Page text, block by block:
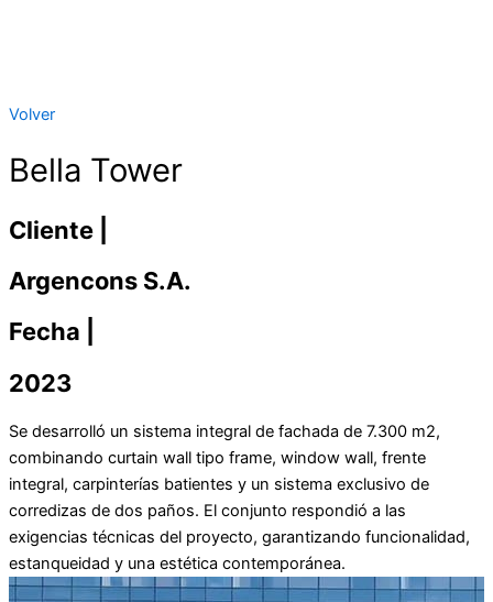
Volver
Bella Tower
Cliente |
Argencons S.A.
Fecha |
2023
Se desarrolló un sistema integral de fachada de 7.300 m2,
combinando curtain wall tipo frame, window wall, frente
integral, carpinterías batientes y un sistema exclusivo de
corredizas de dos paños. El conjunto respondió a las
exigencias técnicas del proyecto, garantizando funcionalidad,
estanqueidad y una estética contemporánea.